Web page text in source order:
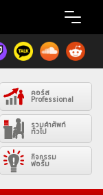
คอร์ส
Professional
รวมคำศัพท์
ทั่วไป
กิจกรรม
ฟอรั่ม